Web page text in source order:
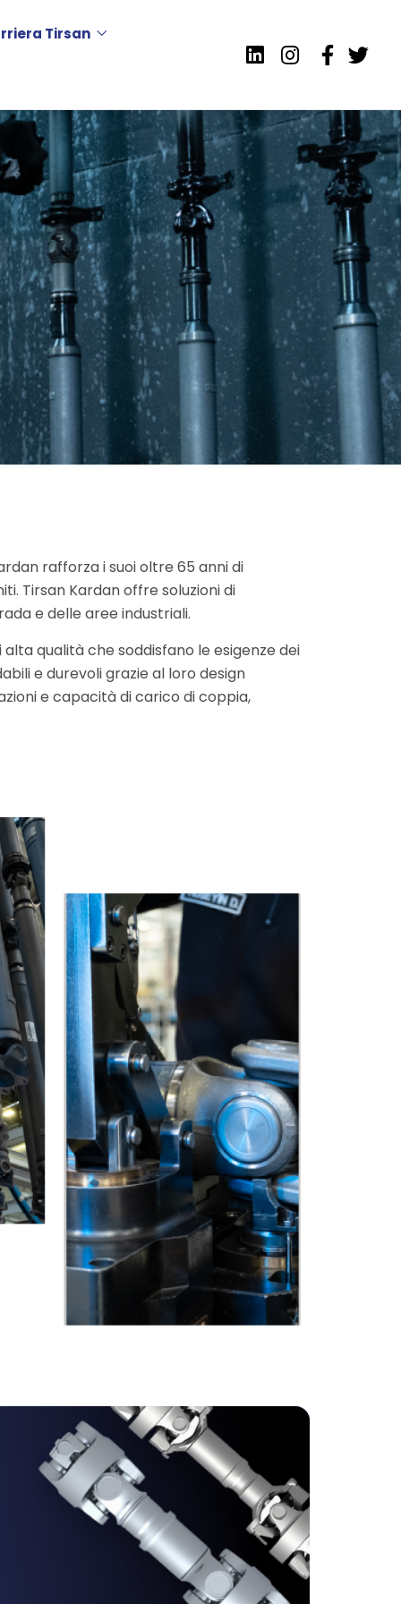
Tirsan
rafforza i suoi oltre 65 anni di
Tirsan Kardan offre soluzioni di
e delle aree industriali.
qualità che soddisfano le esigenze dei
e durevoli grazie al loro design
e capacità di carico di coppia,